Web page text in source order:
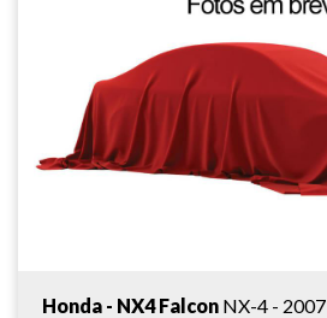
Honda - NX4 Falcon NX-4 - 2007